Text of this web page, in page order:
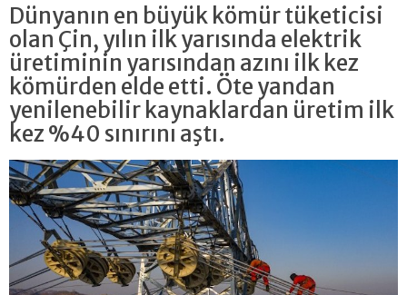
Dünyanın en büyük kömür tüketicisi
olan Çin, yılın ilk yarısında elektrik
üretiminin yarısından azını ilk kez
kömürden elde etti. Öte yandan
yenilenebilir kaynaklardan üretim ilk
kez %40 sınırını aştı.